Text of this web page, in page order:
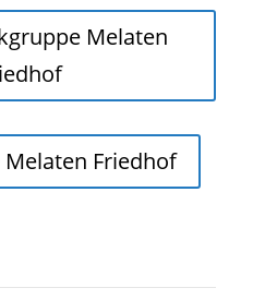
Melaten
Friedhof